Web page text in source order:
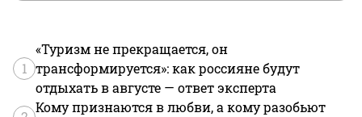
1
«Туризм не прекращается, он
трансформируется»: как россияне будут
отдыхать в августе — ответ эксперта
Кому признаются в любви, а кому разобьют